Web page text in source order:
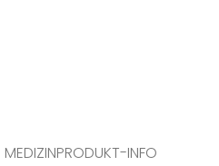
MEDIZINPRODUKT-INFO